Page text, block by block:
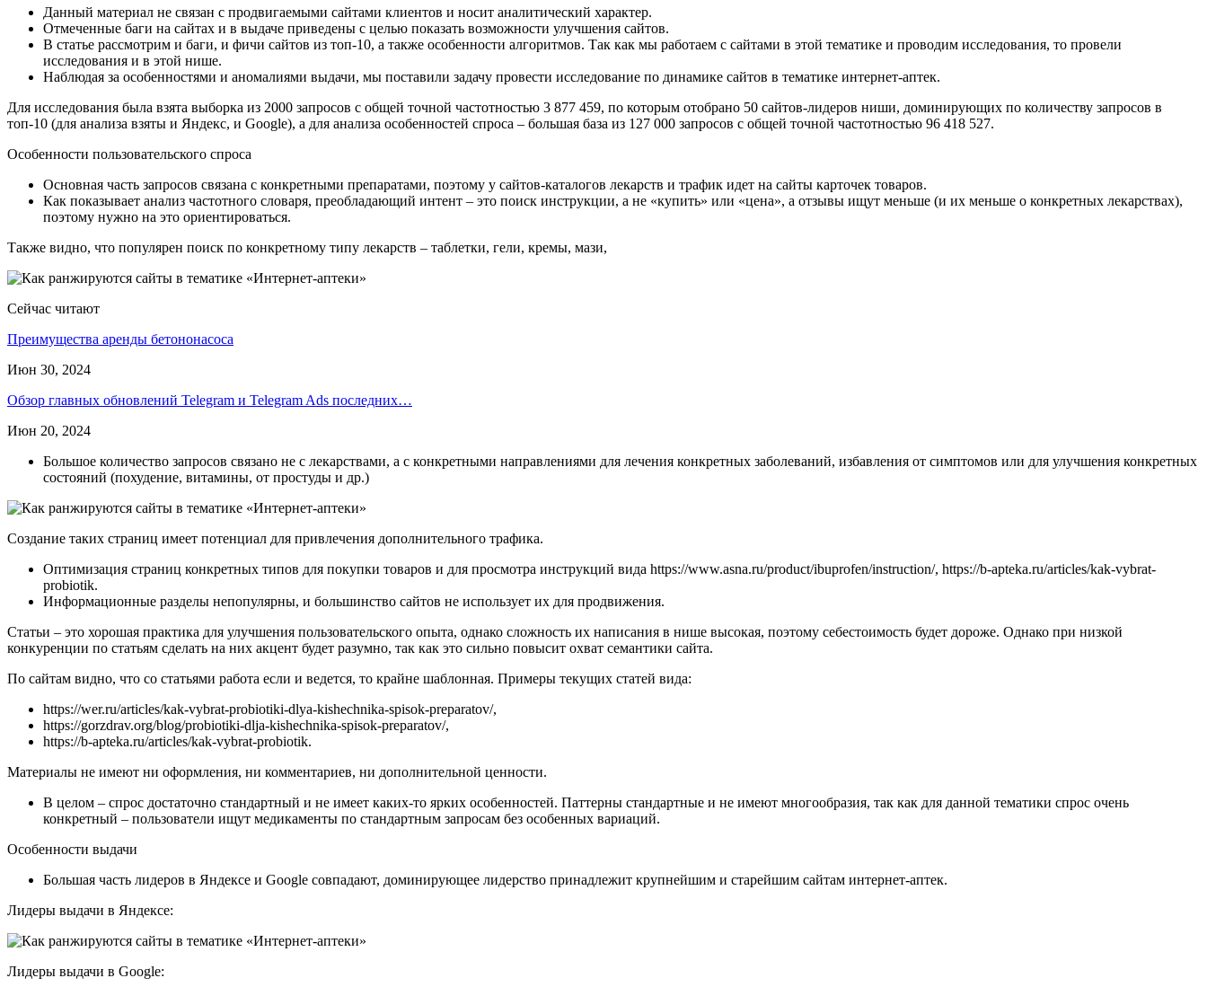
Данный материал не связан с продвигаемыми сайтами клиентов и носит аналитический характер.
Отмеченные баги на сайтах и в выдаче приведены с целью показать возможности улучшения сайтов.
В статье рассмотрим и баги, и фичи сайтов из топ-10, а также особенности алгоритмов. Так как мы работаем с сайтами в этой тематике и проводим исследования, то провели
исследования и в этой нише.
Наблюдая за особенностями и аномалиями выдачи, мы поставили задачу провести исследование по динамике сайтов в тематике интернет-аптек.
Для исследования была взята выборка из 2000 запросов с общей точной частотностью 3 877 459, по которым отобрано 50 сайтов-лидеров ниши, доминирующих по количеству запросов в
топ-10 (для анализа взяты и Яндекс, и Google), а для анализа особенностей спроса – большая база из 127 000 запросов с общей точной частотностью 96 418 527.
Особенности пользовательского спроса
Основная часть запросов связана с конкретными препаратами, поэтому у сайтов-каталогов лекарств и трафик идет на сайты карточек товаров.
Как показывает анализ частотного словаря, преобладающий интент – это поиск инструкции, а не «купить» или «цена», а отзывы ищут меньше (и их меньше о конкретных лекарствах),
поэтому нужно на это ориентироваться.
Также видно, что популярен поиск по конкретному типу лекарств – таблетки, гели, кремы, мази,
Сейчас читают
Преимущества аренды бетононасоса
Июн 30, 2024
Обзор главных обновлений Telegram и Telegram Ads последних…
Июн 20, 2024
Большое количество запросов связано не с лекарствами, а с конкретными направлениями для лечения конкретных заболеваний, избавления от симптомов или для улучшения конкретных
состояний (похудение, витамины, от простуды и др.)
Создание таких страниц имеет потенциал для привлечения дополнительного трафика.
Оптимизация страниц конкретных типов для покупки товаров и для просмотра инструкций вида https://www.asna.ru/product/ibuprofen/instruction/, https://b-apteka.ru/articles/kak-vybrat-
probiotik.
Информационные разделы непопулярны, и большинство сайтов не использует их для продвижения.
Статьи – это хорошая практика для улучшения пользовательского опыта, однако сложность их написания в нише высокая, поэтому себестоимость будет дороже. Однако при низкой
конкуренции по статьям сделать на них акцент будет разумно, так как это сильно повысит охват семантики сайта.
По сайтам видно, что со статьями работа если и ведется, то крайне шаблонная. Примеры текущих статей вида:
https://wer.ru/articles/kak-vybrat-probiotiki-dlya-kishechnika-spisok-preparatov/,
https://gorzdrav.org/blog/probiotiki-dlja-kishechnika-spisok-preparatov/,
https://b-apteka.ru/articles/kak-vybrat-probiotik.
Материалы не имеют ни оформления, ни комментариев, ни дополнительной ценности.
В целом – спрос достаточно стандартный и не имеет каких-то ярких особенностей. Паттерны стандартные и не имеют многообразия, так как для данной тематики спрос очень
конкретный – пользователи ищут медикаменты по стандартным запросам без особенных вариаций.
Особенности выдачи
Большая часть лидеров в Яндексе и Google совпадают, доминирующее лидерство принадлежит крупнейшим и старейшим сайтам интернет-аптек.
Лидеры выдачи в Яндексе:
Лидеры выдачи в Google: